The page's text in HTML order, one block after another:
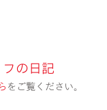
の日記
をご覧ください。